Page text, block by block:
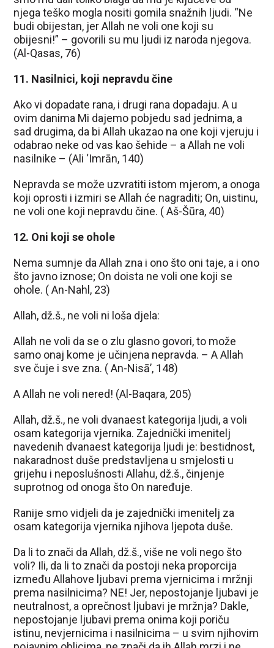
njega teško mogla nositi gomila snažnih ljudi. “Ne
budi obijestan, jer Allah ne voli one koji su
obijesni!” – govorili su mu ljudi iz naroda njegova.
(Al-Qasas, 76)
11. Nasilnici, koji nepravdu čine
Ako vi dopadate rana, i drugi rana dopadaju. A u
ovim danima Mi dajemo pobjedu sad jednima, a
sad drugima, da bi Allah ukazao na one koji vjeruju i
odabrao neke od vas kao šehide – a Allah ne voli
nasilnike – (Ali ‘Imrān, 140)
Nepravda se može uzvratiti istom mjerom, a onoga
koji oprosti i izmiri se Allah će nagraditi; On, uistinu,
ne voli one koji nepravdu čine. ( Aš-Šūra, 40)
12. Oni koji se ohole
Nema sumnje da Allah zna i ono što oni taje, a i ono
što javno iznose; On doista ne voli one koji se
ohole. ( An-Nahl, 23)
Allah, dž.š., ne voli ni loša djela:
Allah ne voli da se o zlu glasno govori, to može
samo onaj kome je učinjena nepravda. – A Allah
sve čuje i sve zna. ( An-Nisā’, 148)
A Allah ne voli nered! (Al-Baqara, 205)
Allah, dž.š., ne voli dvanaest kategorija ljudi, a voli
osam kategorija vjernika. Zajednički imenitelj
navedenih dvanaest kategorija ljudi je: bestidnost,
nakaradnost duše predstavljena u smjelosti u
grijehu i neposlušnosti Allahu, dž.š., činjenje
suprotnog od onoga što On naređuje.
Ranije smo vidjeli da je zajednički imenitelj za
osam kategorija vjernika njihova ljepota duše.
Da li to znači da Allah, dž.š., više ne voli nego što
voli? Ili, da li to znači da postoji neka proporcija
između Allahove ljubavi prema vjernicima i mržnji
prema nasilnicima? NE! Jer, nepostojanje ljubavi je
neutralnost, a oprečnost ljubavi je mržnja? Dakle,
nepostojanje ljubavi prema onima koji poriču
istinu, nevjernicima i nasilnicima – u svim njihovim